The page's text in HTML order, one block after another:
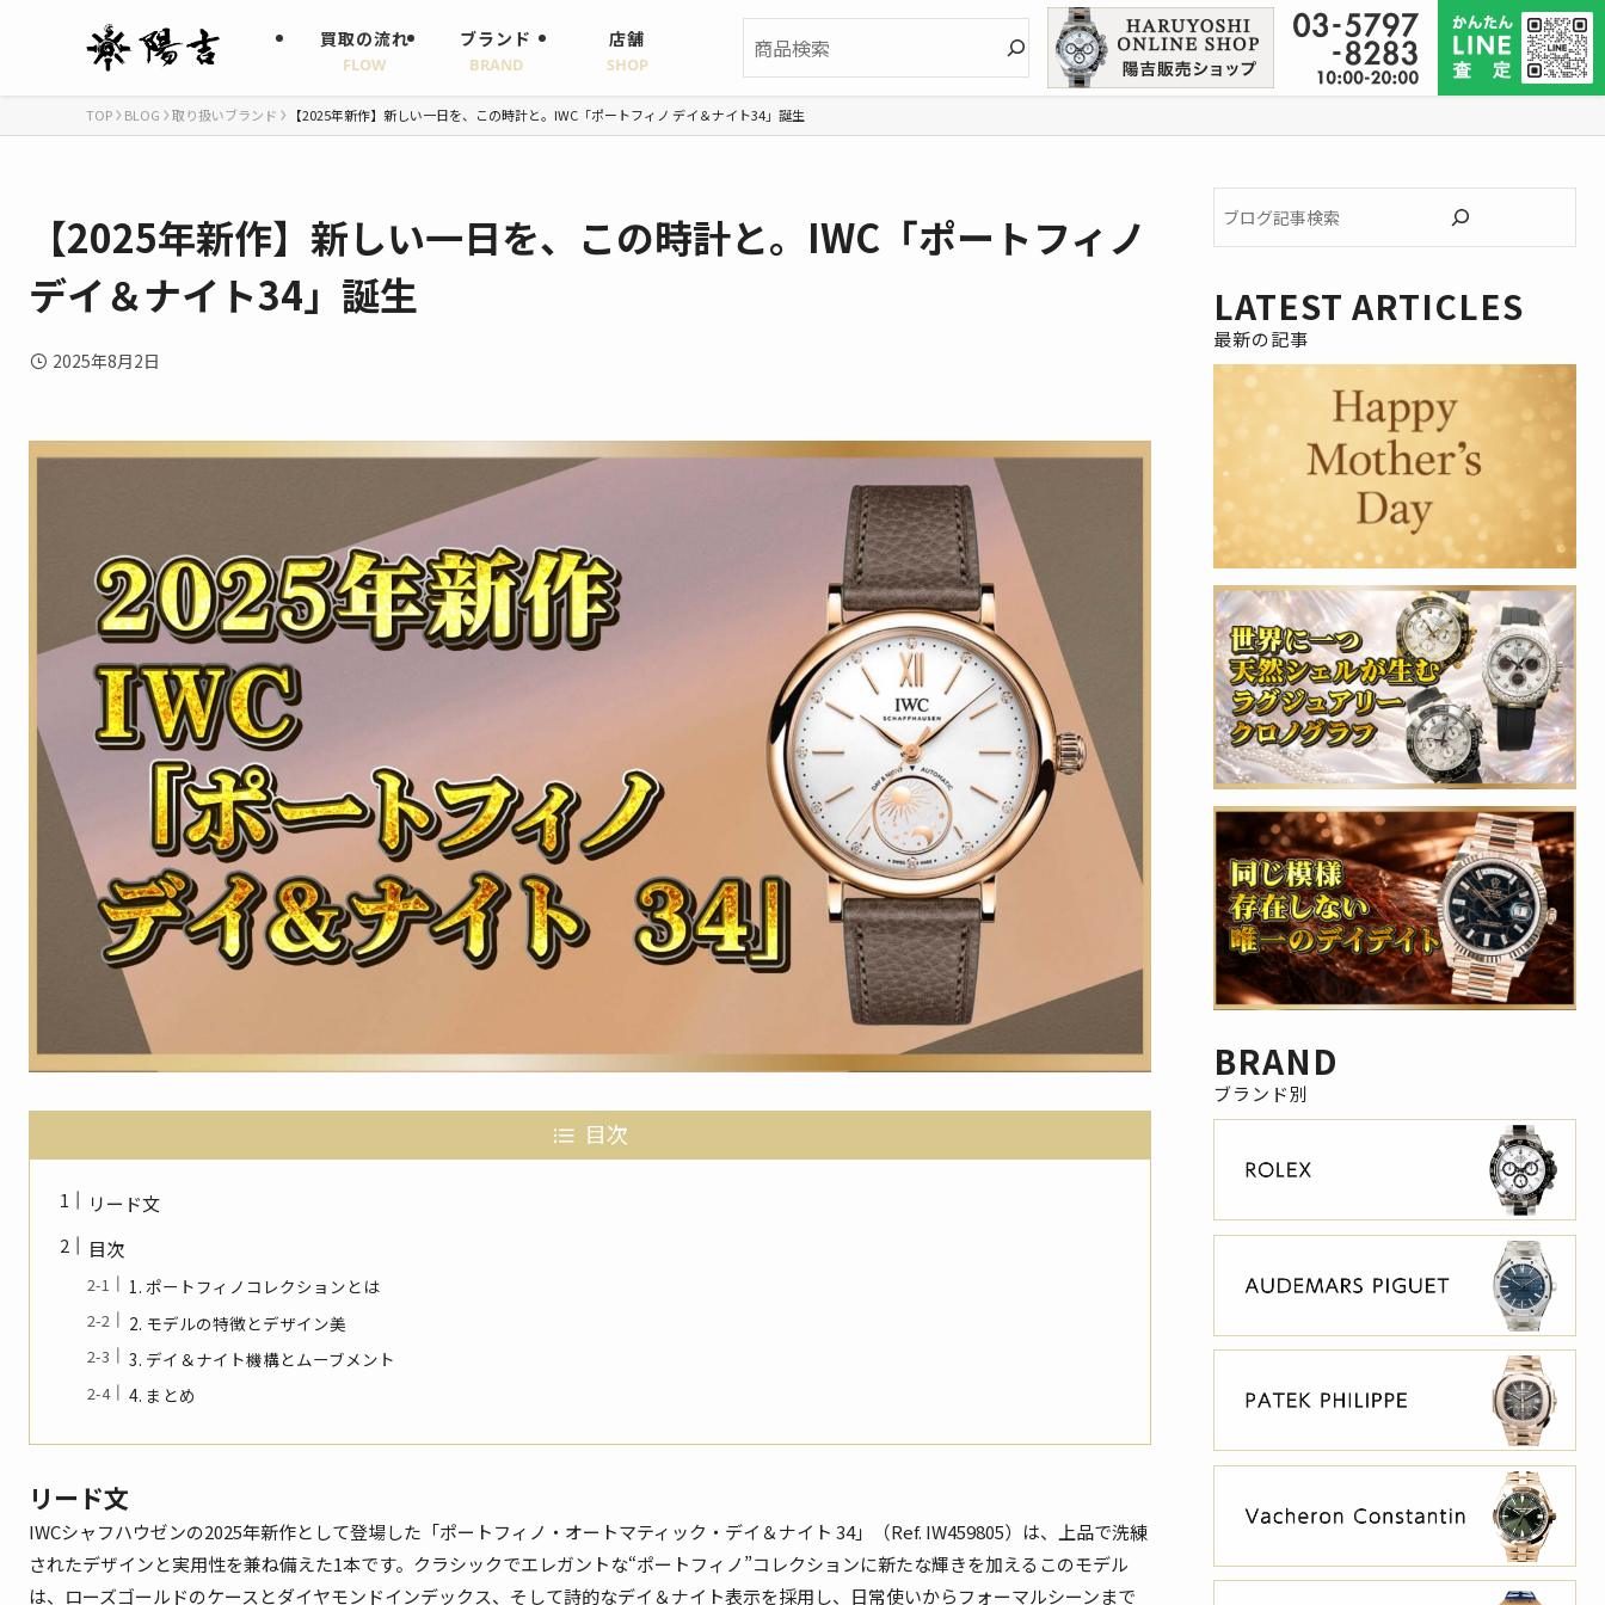
買取の流れ
FLOW
ブランド
BRAND
店舗
SHOP
検
索
TOP BLOG 取り扱いブランド 【2025年新作】新しい一日を、この時計と。IWC「ポートフィノ デイ＆ナイト34」誕生
【2025年新作】新しい一日を、この時計と。IWC「ポートフィノ
デイ＆ナイト34」誕生
2025年8月2日
目次
リード文
目次
1. ポートフィノコレクションとは
2. モデルの特徴とデザイン美
3. デイ＆ナイト機構とムーブメント
4. まとめ
リード文
IWCシャフハウゼンの2025年新作として登場した「ポートフィノ・オートマティック・デイ＆ナイト 34」（Ref. IW459805）は、上品で洗練
されたデザインと実用性を兼ね備えた1本です。クラシックでエレガントな“ポートフィノ”コレクションに新たな輝きを加えるこのモデル
は、ローズゴールドのケースとダイヤモンドインデックス、そして詩的なデイ＆ナイト表示を採用し、日常使いからフォーマルシーンまで
ロ
グ
検
LATEST ARTICLES
BRAND